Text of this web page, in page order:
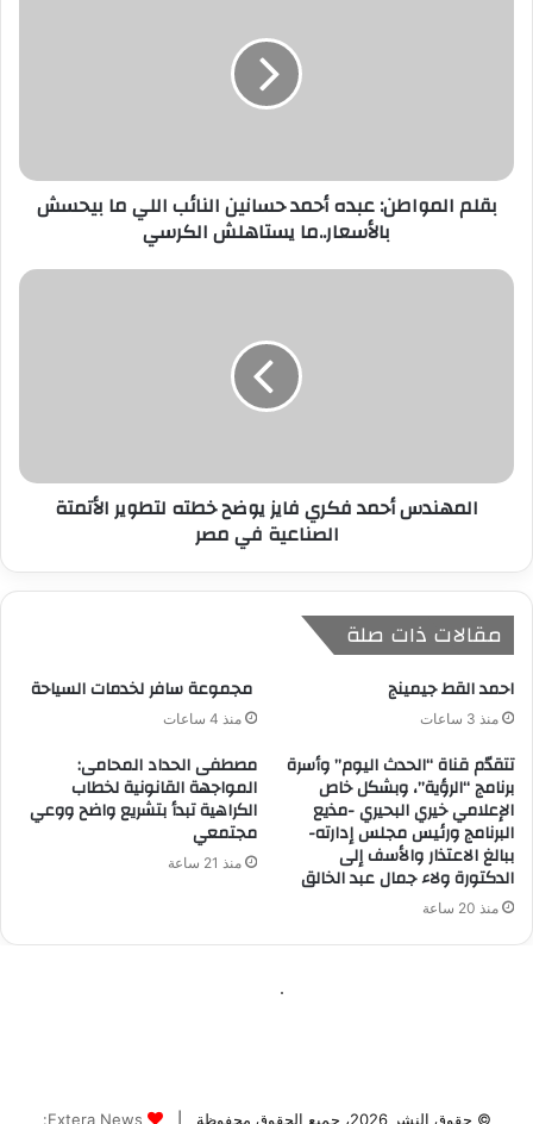
© حقوق النشر 2026، جميع الحقوق محفوظة | Extera News: